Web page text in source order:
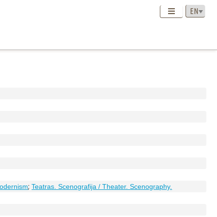
;Teatras. Scenografija / Theater. Scenography.